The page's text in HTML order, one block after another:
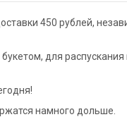
450 рублей,
для распускания
намного дольше.